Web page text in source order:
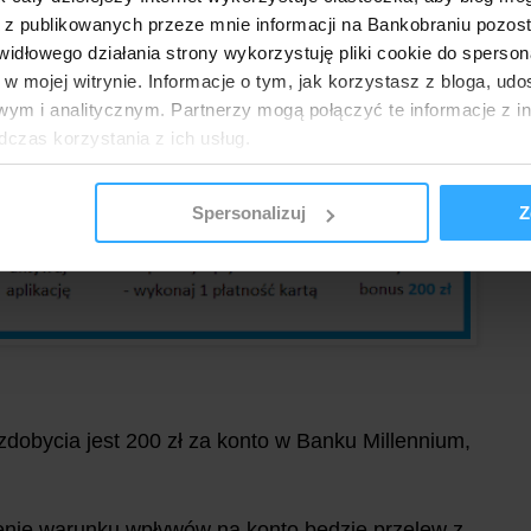
publikowanych przeze mnie informacji na Bankobraniu
działania strony wykorzystuję pliki cookie do
mojej witrynie. Informacje o tym, jak korzystasz z bloga,
i analitycznym. Partnerzy mogą połączyć te informacje z
korzystania z ich usług.
Spersonalizuj
jest 200 zł za konto w Banku Millennium,